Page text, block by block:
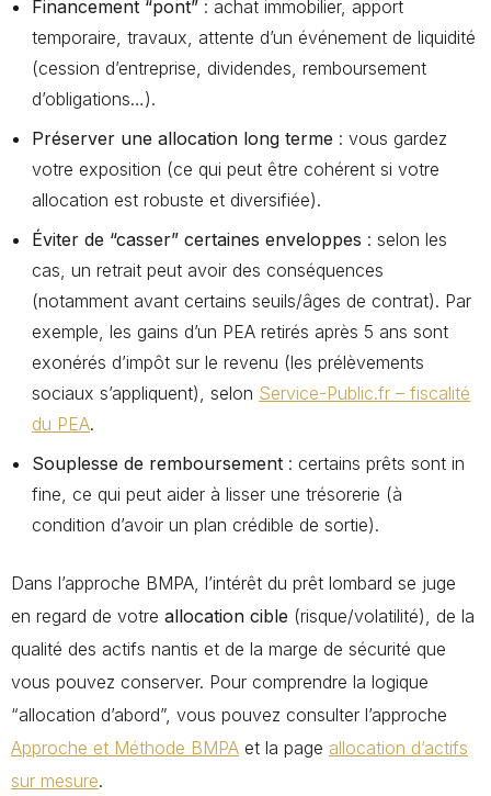
Financement “pont” : achat immobilier, apport
temporaire, travaux, attente d’un événement de liquidité
(cession d’entreprise, dividendes, remboursement
d’obligations…).
Préserver une allocation long terme : vous gardez
votre exposition (ce qui peut être cohérent si votre
allocation est robuste et diversifiée).
Éviter de “casser” certaines enveloppes : selon les
cas, un retrait peut avoir des conséquences
(notamment avant certains seuils/âges de contrat). Par
exemple, les gains d’un PEA retirés après 5 ans sont
exonérés d’impôt sur le revenu (les prélèvements
sociaux s’appliquent), selon Service-Public.fr – fiscalité
du PEA.
Souplesse de remboursement : certains prêts sont in
fine, ce qui peut aider à lisser une trésorerie (à
condition d’avoir un plan crédible de sortie).
Dans l’approche BMPA, l’intérêt du prêt lombard se juge
en regard de votre allocation cible (risque/volatilité), de la
qualité des actifs nantis et de la marge de sécurité que
vous pouvez conserver. Pour comprendre la logique
“allocation d’abord”, vous pouvez consulter l’approche
Approche et Méthode BMPA et la page allocation d’actifs
sur mesure.